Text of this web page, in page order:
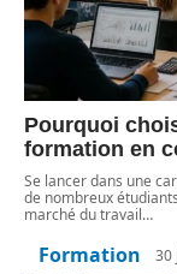
Pourquoi
formation en
Se lancer dans une
de nombreux
marché du travail…
Formation 30